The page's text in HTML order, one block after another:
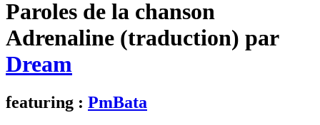
Paroles de la chanson
Adrenaline (traduction) par
Dream
featuring : PmBata